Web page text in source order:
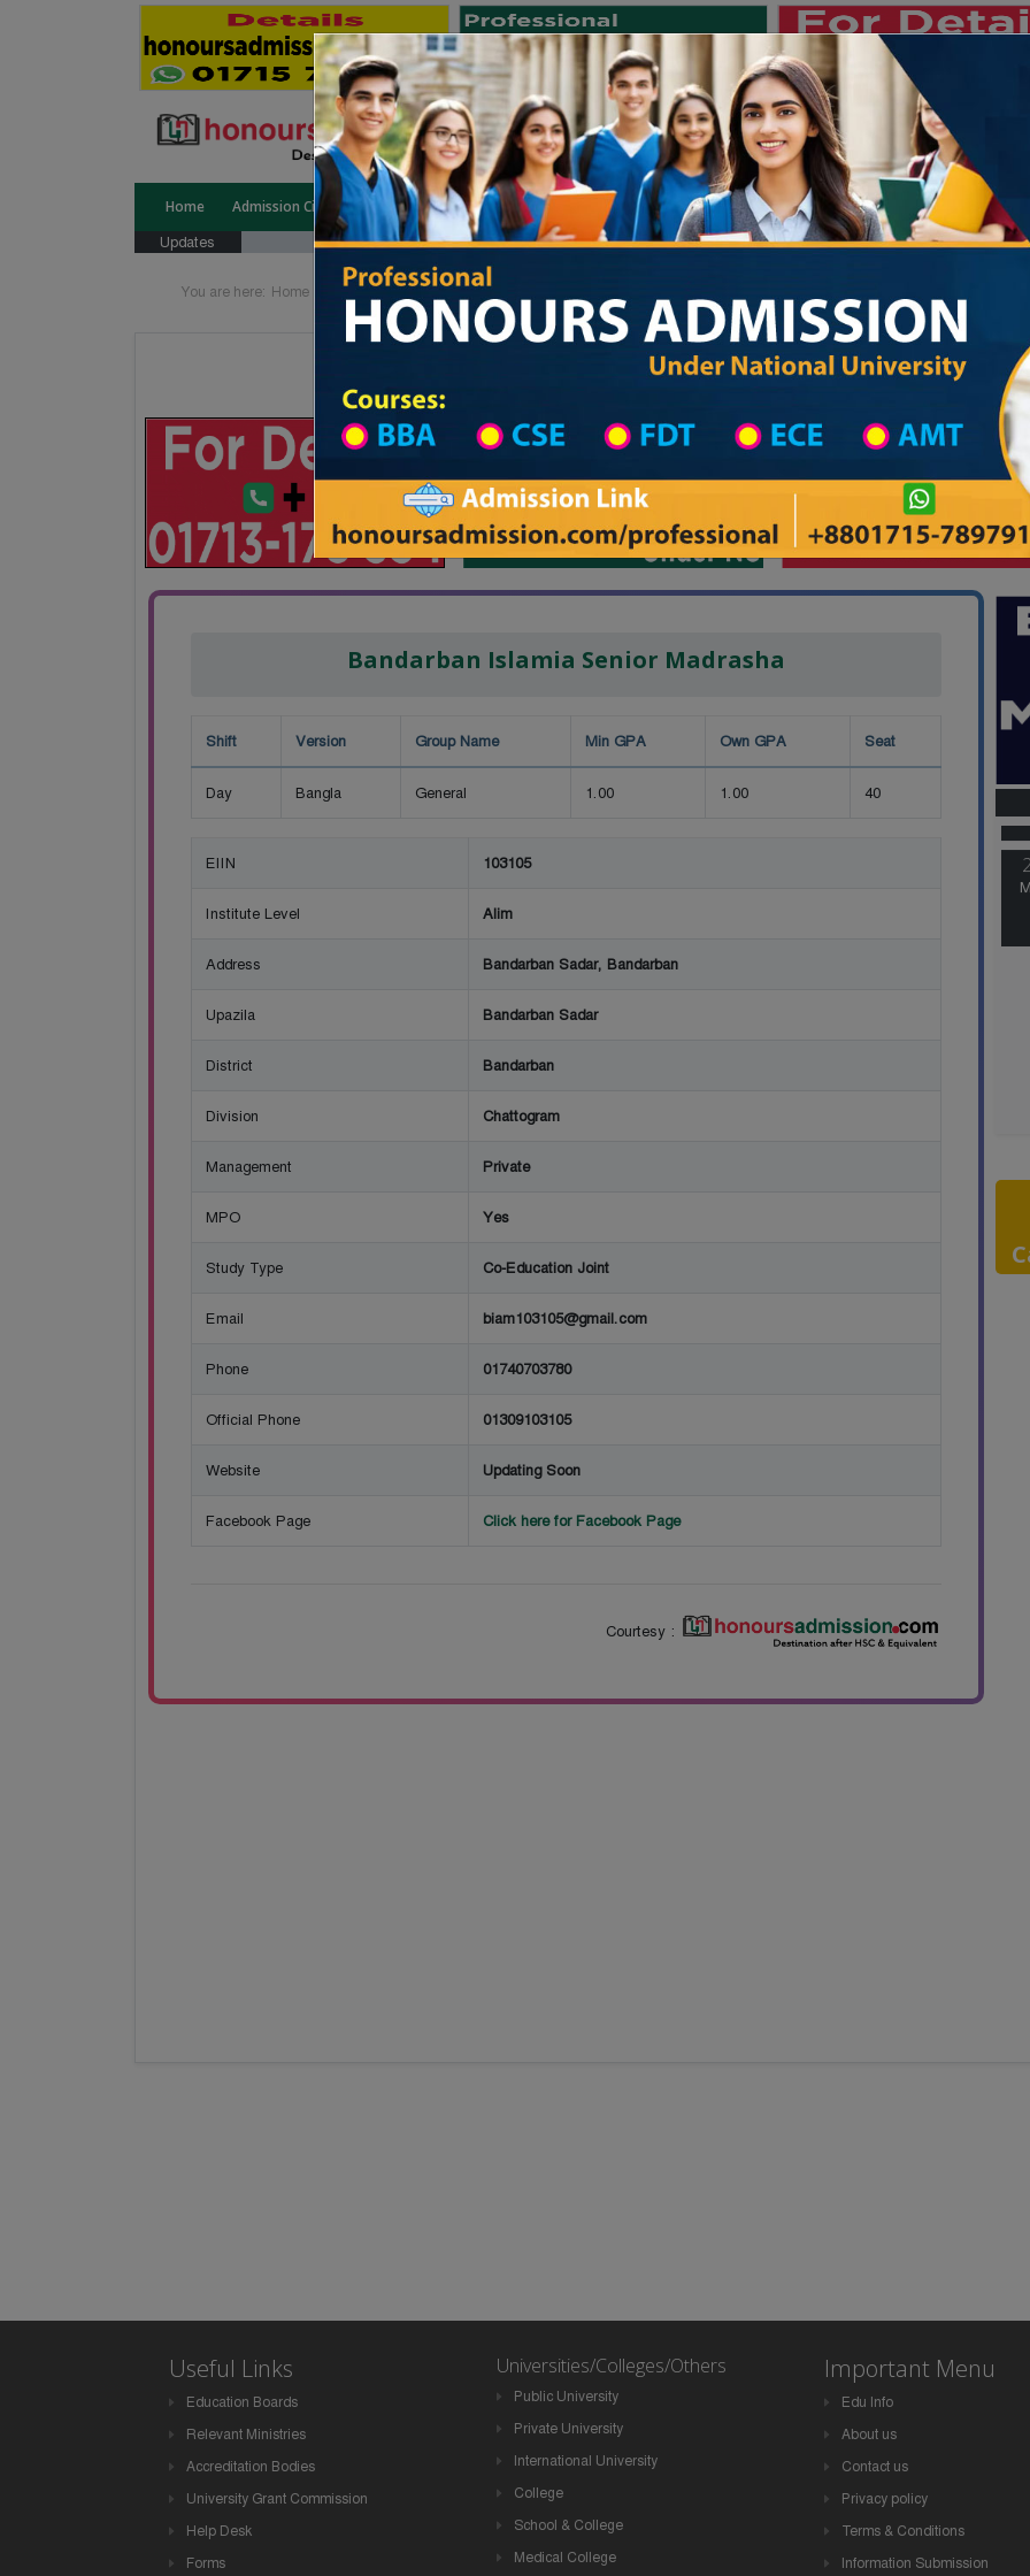
Home Admission Circular Public University Private University International University University College
Updates জাতীয় বিশ্ববিদ্যালয় ২০২৫-২৬
You are here: Home Division List Madrasah in Bandarban District
Private University Admission
Bandarban Islamia Senior Madrasha
Shift Version Group Name Min GPA Own GPA Seat
Day Bangla General 1.00 1.00 40
EIIN 103105
Institute Level Alim
Address Bandarban Sadar, Bandarban
Upazila Bandarban Sadar
District Bandarban
Division Chattogram
Management Private
MPO Yes
Study Type Co-Education Joint
Email biam103105@gmail.com
Phone 01740703780
Official Phone 01309103105
Website Updating Soon
Facebook Page Click here for Facebook Page
Courtesy :
Useful Links
Education Boards
Relevant Ministries
Accreditation Bodies
University Grant Commission
Help Desk
Forms
Universities/Colleges/Others
Public University
Private University
International University
College
School & College
Medical College
Important Menu
Edu Info
About us
Contact us
Privacy policy
Terms & Conditions
Information Submission